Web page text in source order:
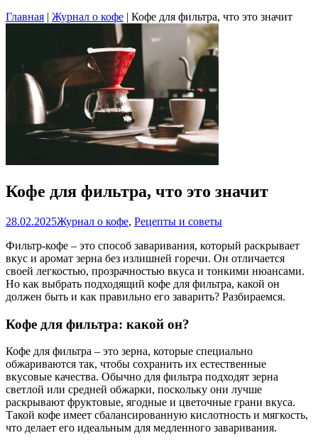
Главная | Журнал о кофе | Кофе для фильтра, что это значит
Кофе для фильтра, что это значит
28.02.2025Журнал о кофе, Рецепты и советы
Фильтр-кофе – это способ заваривания, который раскрывает
вкус и аромат зерна без излишней горечи. Он отличается
своей легкостью, прозрачностью вкуса и тонкими нюансами.
Но как выбрать подходящий кофе для фильтра, какой он
должен быть и как правильно его заварить? Разбираемся.
Кофе для фильтра: какой он?
Кофе для фильтра – это зерна, которые специально
обжариваются так, чтобы сохранить их естественные
вкусовые качества. Обычно для фильтра подходят зерна
светлой или средней обжарки, поскольку они лучше
раскрывают фруктовые, ягодные и цветочные грани вкуса.
Такой кофе имеет сбалансированную кислотность и мягкость,
что делает его идеальным для медленного заваривания.